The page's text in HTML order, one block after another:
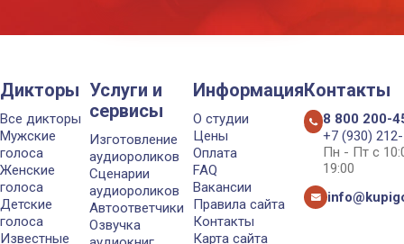
Дикторы
Все дикторы
Мужские
голоса
Женские
голоса
Детские
голоса
Известные
Услуги и
сервисы
Изготовление
аудиороликов
Сценарии
аудиороликов
Автоответчики
Озвучка
Информация
О студии
Цены
Оплата
FAQ
Вакансии
Правила сайта
Контакты
Карта сайта
Контакты
8 800 200-
+7 (930)
Пн - Пт с
19:00